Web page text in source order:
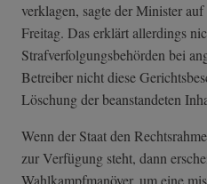
verklagen, sagte der Minister
Freitag. Das erklärt allerdings
Strafverfolgungsbehörden bei
Betreiber nicht diese
Löschung der beanstandeten
Wenn der Staat den
zur Verfügung steht, dann
Wahlkampfmanöver, um eine